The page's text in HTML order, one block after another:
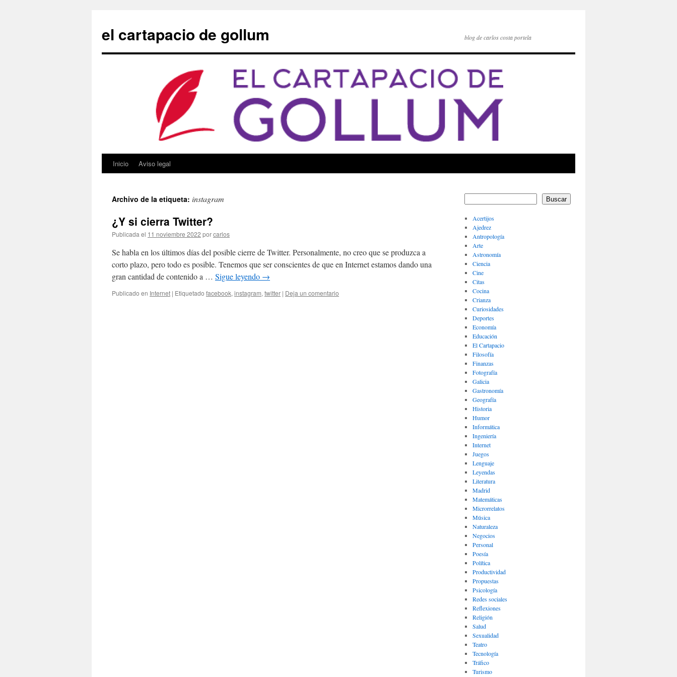
contenido
el cartapacio de gollum blog de carlos costa portela
Inicio Aviso legal
Archivo de la etiqueta: instagram
¿Y si cierra Twitter?
Publicada el 11 noviembre 2022 porcarlos
Se habla en los últimos días del posible cierre de Twitter. Personalmente, no creo que se produzca a
corto plazo, pero todo es posible. Tenemos que ser conscientes de que en Internet estamos dando una
gran cantidad de contenido a … Sigue leyendo →
Publicado en Internet | Etiquetado facebook, instagram, twitter | Deja un comentario
Buscar
Acertijos
Ajedrez
Antropología
Arte
Astronomía
Ciencia
Cine
Citas
Cocina
Crianza
Curiosidades
Deportes
Economía
Educación
El Cartapacio
Filosofía
Finanzas
Fotografía
Galicia
Gastronomía
Geografía
Historia
Humor
Informática
Ingeniería
Internet
Juegos
Lenguaje
Leyendas
Literatura
Madrid
Matemáticas
Microrrelatos
Música
Naturaleza
Negocios
Personal
Poesía
Política
Productividad
Propuestas
Psicología
Redes sociales
Reflexiones
Religión
Salud
Sexualidad
Teatro
Tecnología
Tráfico
Turismo